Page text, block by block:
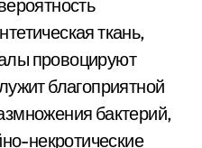
ткань,
провоцируют
благоприятной
бактерий,
некротические